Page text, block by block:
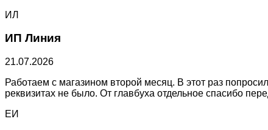
ИЛ
ИП Линия
21.07.2026
Работаем с магазином второй месяц. В этот раз
реквизитах не было. От главбуха отдельное спасибо
ЕИ